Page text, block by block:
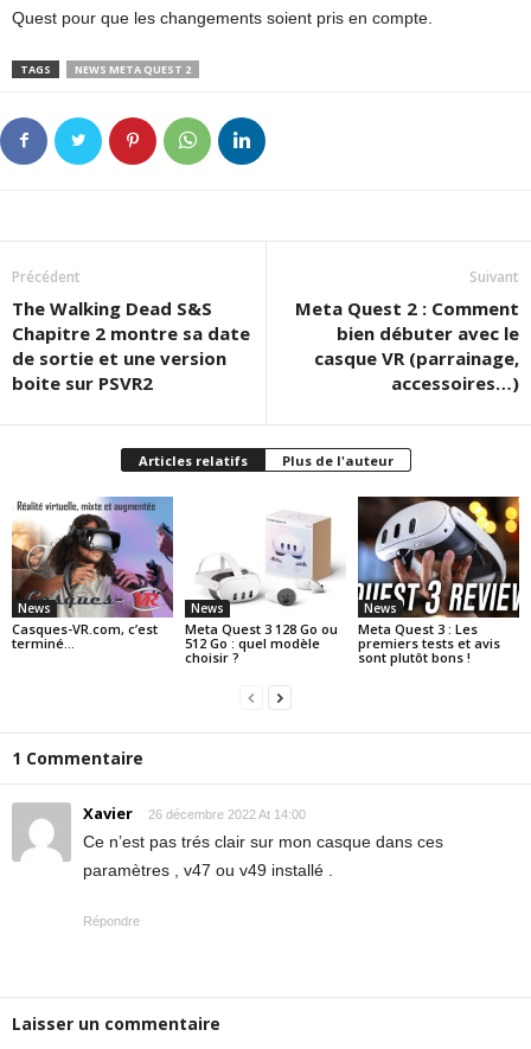
Quest pour que les changements soient pris en compte.
TAGS NEWS META QUEST 2
Précédent
The Walking Dead S&S
Chapitre 2 montre sa date
de sortie et une version
boite sur PSVR2
Suivant
Meta Quest 2 : Comment
bien débuter avec le
casque VR (parrainage,
accessoires…)
Articles relatifs Plus de l'auteur
News
Casques-VR.com, c’est
terminé…
News
Meta Quest 3 128 Go ou
512 Go : quel modèle
choisir ?
News
Meta Quest 3 : Les
premiers tests et avis
sont plutôt bons !
1 Commentaire
Xavier 26 décembre 2022 At 14:00
Ce n’est pas trés clair sur mon casque dans ces
paramètres , v47 ou v49 installé .
Répondre
Laisser un commentaire